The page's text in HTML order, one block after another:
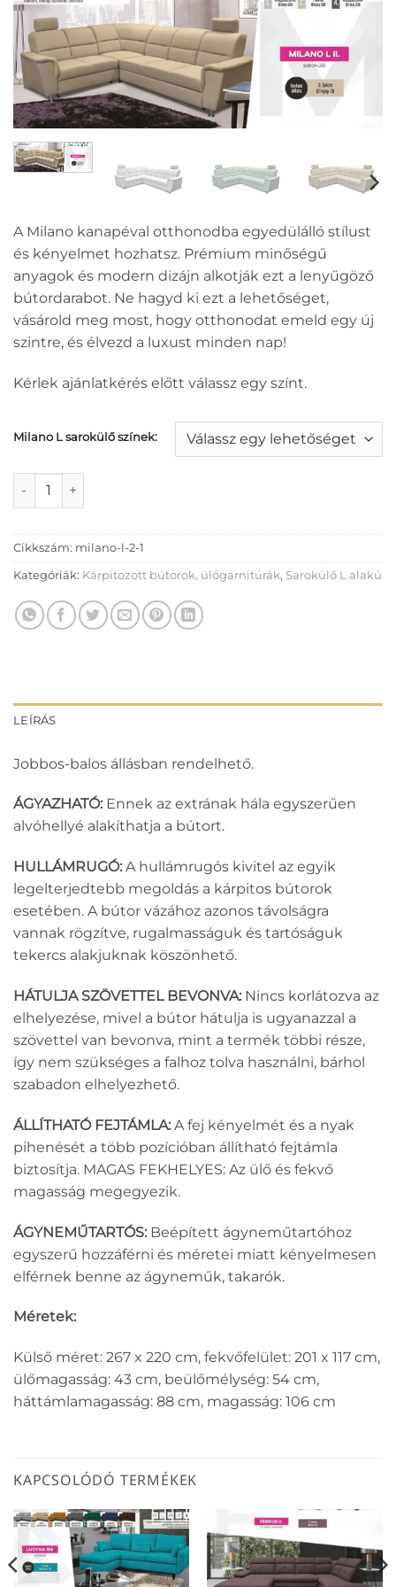
A Milano kanapéval otthonodba egyedülálló stílust
és kényelmet hozhatsz. Prémium minőségű
anyagok és modern dizájn alkotják ezt a lenyűgöző
bútordarabot. Ne hagyd ki ezt a lehetőséget,
vásárold meg most, hogy otthonodat emeld egy új
szintre, és élvezd a luxust minden nap!
Kérlek ajánlatkérés előtt válassz egy színt.
Milano L sarokülő színek:
Milano L II. sarokülő mennyiség
Cikkszám: milano-l-2-1
Kategóriák: Kárpitozott bútorok, ülőgarnitúrák, Sarokülő L alakú
LEÍRÁS
Jobbos-balos állásban rendelhető.
ÁGYAZHATÓ: Ennek az extrának hála egyszerűen
alvóhellyé alakíthatja a bútort.
HULLÁMRUGÓ: A hullámrugós kivitel az egyik
legelterjedtebb megoldás a kárpitos bútorok
esetében. A bútor vázához azonos távolságra
vannak rögzítve, rugalmasságuk és tartóságuk
tekercs alakjuknak köszönhető.
HÁTULJA SZÖVETTEL BEVONVA: Nincs korlátozva az
elhelyezése, mivel a bútor hátulja is ugyanazzal a
szövettel van bevonva, mint a termék többi része,
így nem szükséges a falhoz tolva használni, bárhol
szabadon elhelyezhető.
ÁLLÍTHATÓ FEJTÁMLA: A fej kényelmét és a nyak
pihenését a több pozícióban állítható fejtámla
biztosítja. MAGAS FEKHELYES: Az ülő és fekvő
magasság megegyezik.
ÁGYNEMŰTARTÓS: Beépített ágyneműtartóhoz
egyszerű hozzáférni és méretei miatt kényelmesen
elférnek benne az ágyneműk, takarók.
Méretek:
Külső méret: 267 x 220 cm, fekvőfelület: 201 x 117 cm,
ülőmagasság: 43 cm, beülőmélység: 54 cm,
háttámlamagasság: 88 cm, magasság: 106 cm
KAPCSOLÓDÓ TERMÉKEK